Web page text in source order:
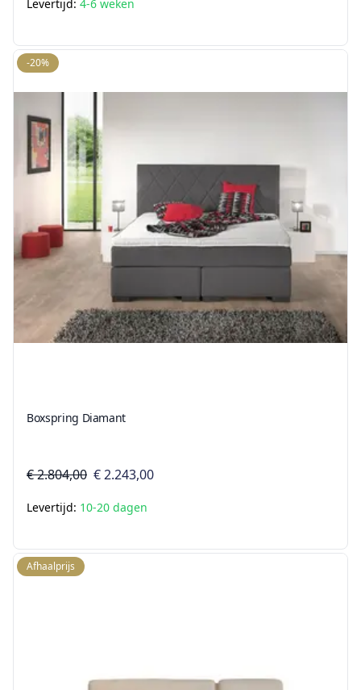
Levertijd: 4-6 weken
-20%
Boxspring Diamant
€ 2.804,00 € 2.243,00
Levertijd: 10-20 dagen
Afhaalprijs